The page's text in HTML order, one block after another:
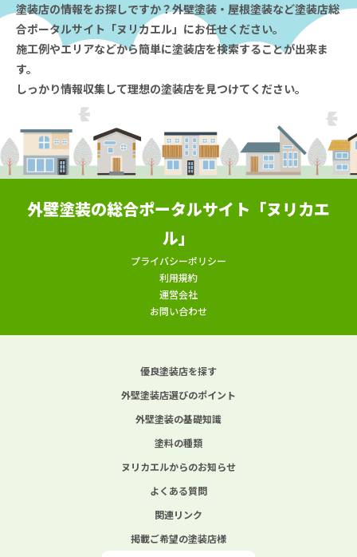
塗装店の情報をお探しですか？外壁塗装・屋根塗装など塗装店総
合ポータルサイト「ヌリカエル」にお任せください。
施工例やエリアなどから簡単に塗装店を検索することが出来ま
す。
しっかり情報収集して理想の塗装店を見つけてください。
外壁塗装の総合ポータルサイト「ヌリカエ
ル」
プライバシーポリシー
利用規約
運営会社
お問い合わせ
優良塗装店を探す
外壁塗装店選びのポイント
外壁塗装の基礎知識
塗料の種類
ヌリカエルからのお知らせ
よくある質問
関連リンク
掲載ご希望の塗装店様